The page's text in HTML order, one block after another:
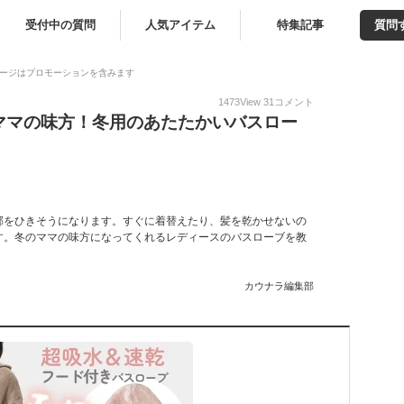
受付中の質問 人気アイテム 特集記事 質問
ジはプロモーションを含みます
1473View 31 コメント
の味方！冬用のあたたかいバスロー
ひきそうになります。すぐに着替えたり、髪を乾かせないの
冬のママの味方になってくれるレディースのバスローブを教
カウナラ編集部